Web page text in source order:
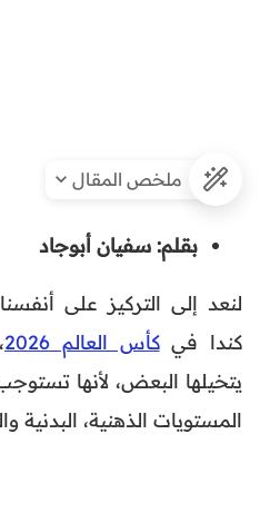
ملخص المقال
بقلم: سفيان أبوجاد
لنعد إلى التركيز على
كندا فيكأس العالم 2026
يتخيلها البعض، لأنها
المستويات الذهنية، البدنية